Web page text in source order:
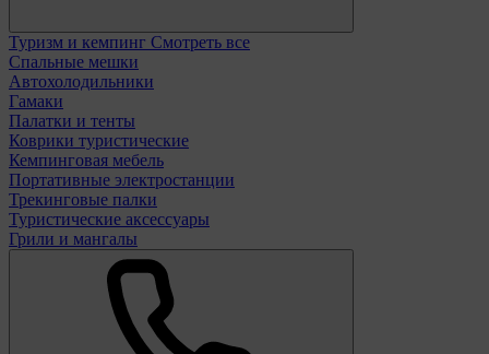
Туризм и кемпинг Смотреть все
Спальные мешки
Автохолодильники
Гамаки
Палатки и тенты
Коврики туристические
Кемпинговая мебель
Портативные электростанции
Трекинговые палки
Туристические аксессуары
Грили и мангалы